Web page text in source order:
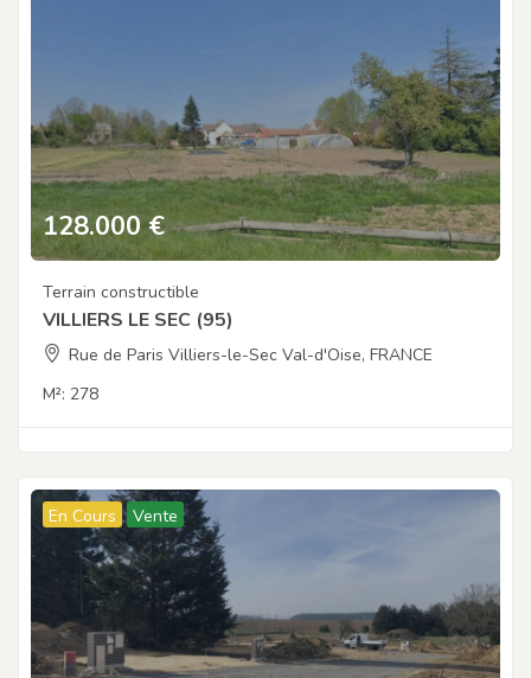
128.000 €
Terrain constructible
VILLIERS LE SEC (95)
Rue de Paris Villiers-le-Sec Val-d'Oise, FRANCE
M²: 278
En Cours Vente